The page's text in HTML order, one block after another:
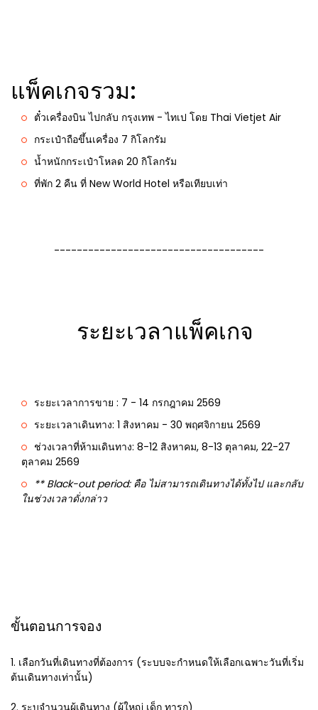
แพ็คเกจรวม:
ตั๋วเครื่องบิน ไปกลับ กรุงเทพ - ไทเป โดย Thai Vietjet Air
กระเป๋าถือขึ้นเครื่อง 7 กิโลกรัม
น้ำหนักกระเป๋าโหลด 20 กิโลกรัม
ที่พัก 2 คืน ที่ New World Hotel หรือเทียบเท่า
-------------------------------------
ระยะเวลาแพ็คเกจ
ระยะเวลาการขาย : 7 - 14 กรกฎาคม 2569
ระยะเวลาเดินทาง: 1 สิงหาคม - 30 พฤศจิกายน 2569
ช่วงเวลาที่ห้ามเดินทาง: 8-12 สิงหาคม, 8-13 ตุลาคม, 22-27
ตุลาคม 2569
** Black-out period: คือ ไม่สามารถเดินทางได้ทั้งไป และกลับ
ในช่วงเวลาดั่งกล่าว
ขั้นตอนการจอง
1. เลือกวันที่เดินทางที่ต้องการ (ระบบจะกำหนดให้เลือกเฉพาะวันที่เริ่ม
ต้นเดินทางเท่านั้น)
2. ระบุจำนวนผู้เดินทาง (ผู้ใหญ่ เด็ก ทารก)